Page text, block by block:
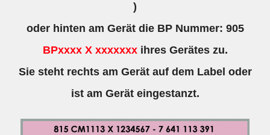
)
oder hinten am Gerät die BP Nummer: 905
BPxxxx X xxxxxxxihres Gerätes zu.
Sie steht rechts am Gerät auf dem Label oder
ist am Gerät eingestanzt.